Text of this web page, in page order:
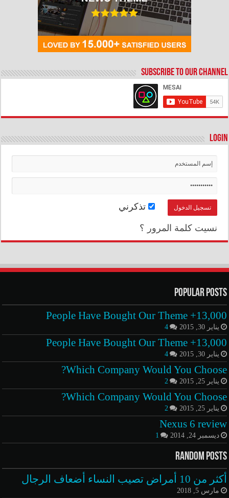
Subscribe to our Channel
Login
تذكرني
نسيت كلمة المرور ؟
Popular Posts
13,000+ People Have Bought Our Theme
يناير 30, 2015 4
13,000+ People Have Bought Our Theme
يناير 30, 2015 4
Which Company Would You Choose?
يناير 25, 2015 2
Which Company Would You Choose?
يناير 25, 2015 2
Nexus 6 review
ديسمبر 24, 2014 1
Random Posts
أكثر من 10 أمراض تصيب النساء أضعاف الرجال
مارس 5, 2018